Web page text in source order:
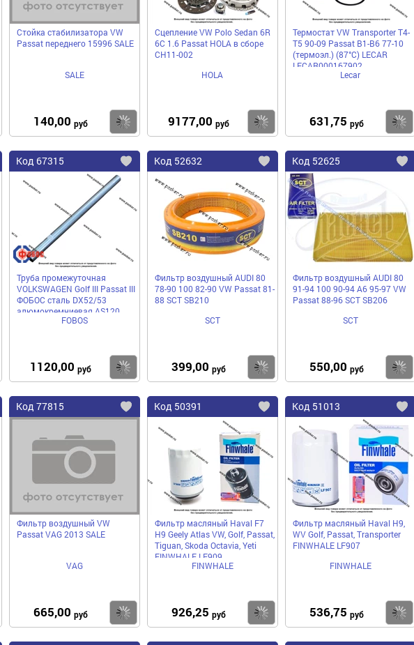
Купить
Стойка стабилизатора VW
Passat переднего 15996 SALE
SALE
140,00 руб Купить
Сцепление VW Polo Sedan 6R
6C 1.6 Passat HOLA в сборе
CH11-002
HOLA
9177,00 руб Купить
Термостат VW Transporter T4-
T5 90-09 Passat B1-B6 77-10
(термоэл.) (87°С) LECAR
LECAR000167902
Lecar
631,75 руб
Добавить
избранное
Купить
Код 67315
Добавить
избранное
Труба промежуточная
VOLKSWAGEN Golf III Passat III
ФОБОС сталь DX52/53
алюмокремниевая AS120
FOBOS
1120,00 руб Купить
Код 52632
Добавить
избранное
Фильтр воздушный AUDI 80
78-90 100 82-90 VW Passat 81-
88 SCT SB210
SCT
399,00 руб Купить
Код 52625
Фильтр воздушный AUDI 80
91-94 100 90-94 A6 95-97 VW
Passat 88-96 SCT SB206
SCT
550,00 руб
Добавить
избранное
Купить
Код 77815
Добавить
избранное
Фильтр воздушный VW
Passat VAG 2013 SALE
VAG
665,00 руб Купить
Код 50391
Добавить
избранное
Фильтр масляный Haval F7
H9 Geely Atlas VW, Golf, Passat,
Tiguan, Skoda Octavia, Yeti
FINWHALE LF909
FINWHALE
926,25 руб Купить
Код 51013
в
Фильтр масляный Haval H9,
WV Golf, Passat, Transporter
FINWHALE LF907
FINWHALE
536,75 руб